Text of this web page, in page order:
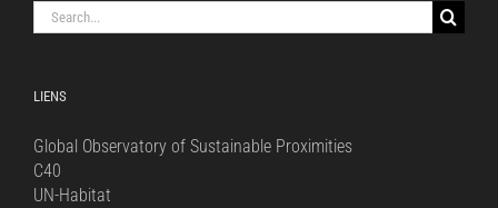
Search
for:
LIENS
Global Observatory of Sustainable Proximities
C40
UN-Habitat